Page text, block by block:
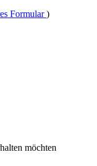
Formular)
möchten